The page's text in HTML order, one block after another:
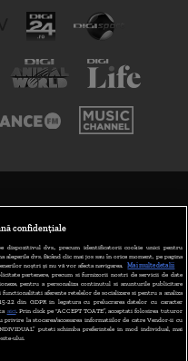
TV
confidențiale
dispozitivul dvs., precum identificatorii cookie unici pentru
alegerile dvs. făcând clic mai jos sau în orice moment, pe pagina
noștri și nu vă vor afecta navigarea.
Mai multe detalii
partenere, precum si furnizorii nostri de servicii de date
pentru a personaliza continutul si anunturile publicitare
aferente retelelor de socializare si pentru a analiza
22 din GDPR in legatura cu prelucrarea datelor cu caracter
aici. Prin click pe “ACCEPT TOATE”, acceptati folosirea tuturor
la stocarea/accesarea informatiilor de catre Vendor-ii cu
puteti schimba preferintele in mod individual, mai
ului.